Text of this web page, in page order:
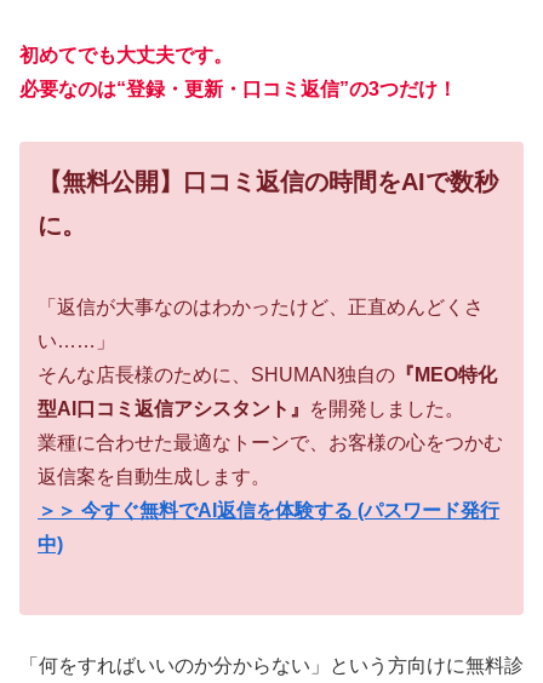
初めてでも大丈夫です。
必要なのは“登録・更新・口コミ返信”の3つだけ！
【無料公開】口コミ返信の時間をAIで数秒
に。
「返信が大事なのはわかったけど、正直めんどくさ
い……」
そんな店長様のために、SHUMAN独自の 『MEO特化
型AI口コミ返信アシスタント』
を開発しました。
業種に合わせた最適なトーンで、お客様の心をつかむ
返信案を自動生成します。
＞＞ 今すぐ無料でAI返信を体験する (パスワード発行
中)
「何をすればいいのか分からない」という方向けに無料診